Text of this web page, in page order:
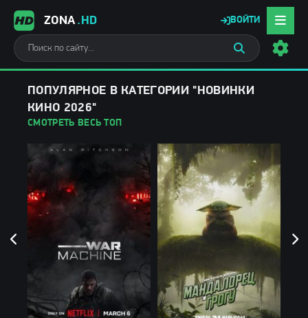
ZONA.HD ВОЙТИ
ПОПУЛЯРНОЕ В КАТЕГОРИИ "НОВИНКИ
КИНО 2026"
СМОТРЕТЬ ВЕСЬ ТОП